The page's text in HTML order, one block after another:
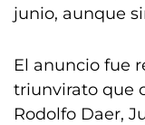
junio, aunque
El anuncio fue
triunvirato que
Rodolfo Daer,